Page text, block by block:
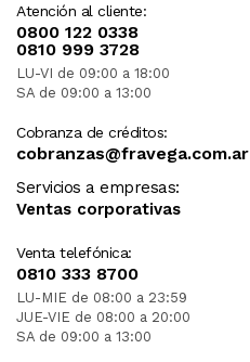
Atención al cliente:
0800 122 0338
0810 999 3728
LU-VI de 09:00 a 18:00
SA de 09:00 a 13:00
Cobranza de créditos:
cobranzas@fravega.com.ar
Servicios a empresas:
Ventas corporativas
Venta telefónica:
0810 333 8700
LU-MIE de 08:00 a 23:59
JUE-VIE de 08:00 a 20:00
SA de 09:00 a 13:00